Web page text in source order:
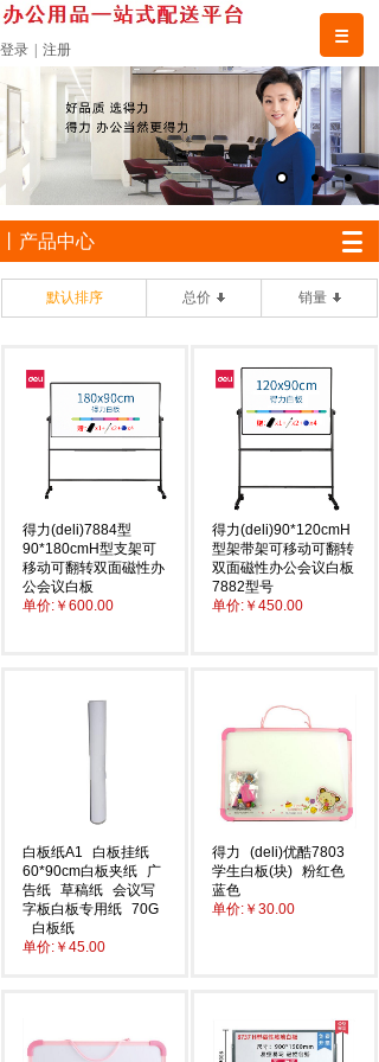
登录 注册
丨产品中心
默认排序 总价 销量
得力(deli)7884型
90*180cmH型支架可
移动可翻转双面磁性办
公会议白板
单价: ￥600.00
得力(deli)90*120cmH
型架带架可移动可翻转
双面磁性办公会议白板
7882型号
单价: ￥450.00
白板纸A1
白板挂纸
60*90cm白板夹纸
广
告纸 草稿纸 会议写
字板白板专用纸 70G
白板纸
单价: ￥45.00
得力
(deli)优酷7803
学生白板(块) 粉红色
蓝色
单价: ￥30.00